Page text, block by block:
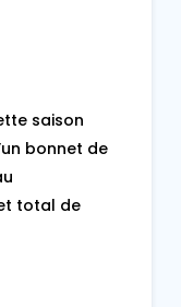
saison
bonnet de
total de